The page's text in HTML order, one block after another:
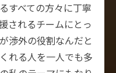
すべての方々に丁寧
されるチームにとっ
渉外の役割なんだと
れる人を一人でも多